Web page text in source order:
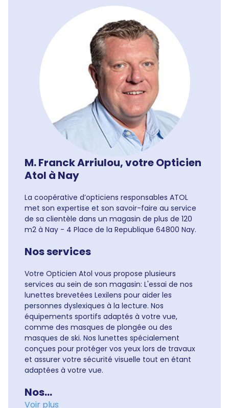
M. Franck Arriulou, votre Opticien
Atol à Nay
La coopérative d’opticiens responsables ATOL
met son expertise et son savoir-faire au service
de sa clientèle dans un magasin de plus de 120
m2 à Nay - 4 Place de la Republique 64800 Nay.
Nos services
Votre Opticien Atol vous propose plusieurs
services au sein de son magasin: L'essai de nos
lunettes brevetées Lexilens pour aider les
personnes dyslexiques à la lecture. Nos
équipements sportifs adaptés à votre vue,
comme des masques de plongée ou des
masques de ski. Nos lunettes spécialement
conçues pour protéger vos yeux lors de travaux
et assurer votre sécurité visuelle tout en étant
adaptées à votre vue.
Nos...
Voir plus